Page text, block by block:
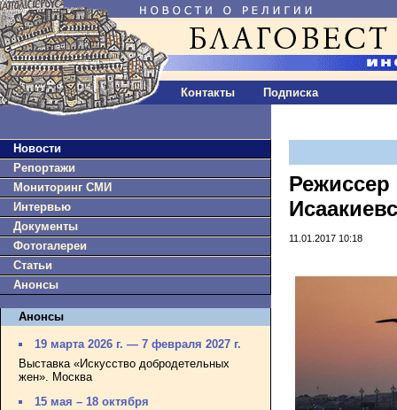
Контакты Подписка
Новости
Репортажи
Мониторинг СМИ
Интервью
Документы
Фотогалереи
Статьи
Анонсы
Анонсы
19 марта 2026 г. — 7 февраля 2027 г.
Выставка «Искусство добродетельных
жен». Москва
15 мая – 18 октября
Режиссер
11.01.2017 10:18